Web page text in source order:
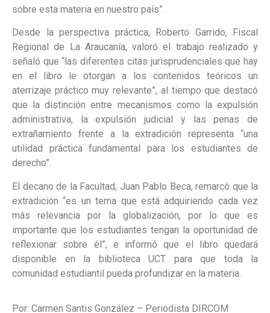
sobre esta materia en nuestro país”.
Desde la perspectiva práctica, Roberto Garrido, Fiscal
Regional de La Araucanía, valoró el trabajo realizado y
señaló que “las diferentes citas jurisprudenciales que hay
en el libro le otorgan a los contenidos teóricos un
aterrizaje práctico muy relevante”, al tiempo que destacó
que la distinción entre mecanismos como la expulsión
administrativa, la expulsión judicial y las penas de
extrañamiento frente a la extradición representa “una
utilidad práctica fundamental para los estudiantes de
derecho”.
El decano de la Facultad, Juan Pablo Beca, remarcó que la
extradición “es un tema que está adquiriendo cada vez
más relevancia por la globalización, por lo que es
importante que los estudiantes tengan la oportunidad de
reflexionar sobre él”, e informó que el libro quedará
disponible en la biblioteca UCT para que toda la
comunidad estudiantil pueda profundizar en la materia.
Por: Carmen Santis González – Periodista DIRCOM